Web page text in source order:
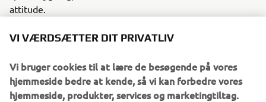
attitude.
gå til:www.adhocaferacers.com
VI VÆRDSÆTTER DIT PRIVATLIV
Vi bruger cookies til at lære de besøgende på vores
hjemmeside bedre at kende, så vi kan forbedre vores
hjemmeside, produkter, services og marketingtiltag.